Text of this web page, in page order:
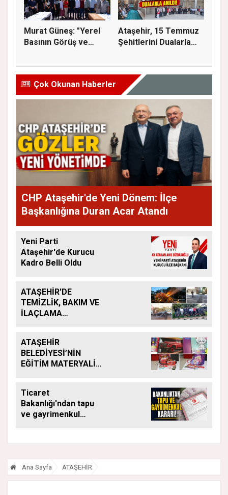
Murat Güneş: "Yerel
Basının Görüş ve
Ataşehir, 15 Temmuz
Şehitlerini Dualarla
Çok Okunan Haberler
CHP Ataşehir'de Yeni Dönem: İlçe
Başkanlığına Duran Acar Atandı
Yeni Parti
Ataşehir'de Kurucu
Kadro Belli Oldu
ATAŞEHİR'DE
TEMİZLİK, BAKIM VE
İLAÇLAMA
ATAŞEHİR
BELEDİYESİ’NİN
EĞİTİM MATERYALİ
SÜRÜYOR
Ticaret
Bakanlığı'ndan tapu
ve gayrimenkul
yapamayacak
Ana Sayfa ATAŞEHİR